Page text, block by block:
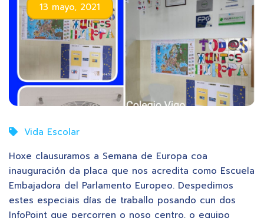
13 mayo, 2021
Vida Escolar
Hoxe clausuramos a Semana de Europa coa
inauguración da placa que nos acredita como Escuela
Embajadora del Parlamento Europeo. Despedimos
estes especiais días de traballo posando cun dos
InfoPoint que percorren o noso centro, o equipo